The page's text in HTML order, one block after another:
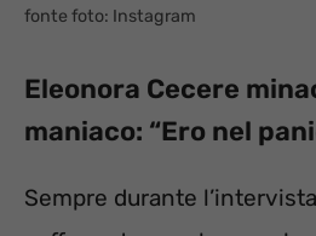
fonte foto: Instagram
Eleonora Cecere
maniaco: “Ero nel
Sempre durante